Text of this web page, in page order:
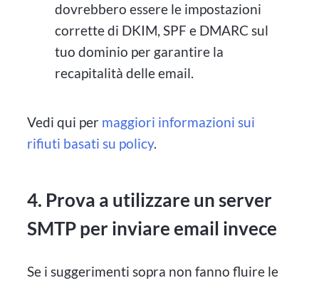
dovrebbero essere le impostazioni
corrette di DKIM, SPF e DMARC sul
tuo dominio per garantire la
recapitalità delle email.
Vedi qui per maggiori informazioni sui
rifiuti basati su policy.
4. Prova a utilizzare un server
SMTP per inviare email invece
Se i suggerimenti sopra non fanno fluire le